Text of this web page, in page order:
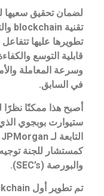
لضمان تحقيق سعيها
تطويرها عليها
قابلية التوسع
وسرعة المعاملة
في السابق.
أصبح هذا ممكنًا
ستيوارت بوبجوي
كمستشار للجنة توجيه
والبورصة (SEC’s).